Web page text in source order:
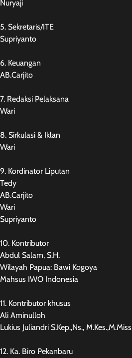
Nuryaji
5. Sekretaris/ITE
Supriyanto
6. Keuangan
AB.Carjito
7. Redaksi Pelaksana
Wari
8. Sirkulasi & Iklan
Wari
9. Kordinator Liputan
Tedy
AB.Carjito
Wari
Supriyanto
10. Kontributor
Abdul Salam, S.H.
Wilayah Papua: Bawi Kogoya
Mahsus IWO Indonesia
11. Kontributor khusus
Ali Aminulloh
Lukius Juliandri S.Kep.,Ns., M.Kes.,M.Miss
12. Ka. Biro Pekanbaru